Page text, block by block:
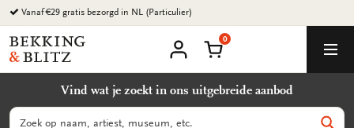
Ga
naar
content
Vanaf €29 gratis bezorgd in NL (Particulier)
Bekking
&
B.V.
account
Winkelmand
0
Vind wat je zoekt in ons uitgebreide aanbod
Zoeken